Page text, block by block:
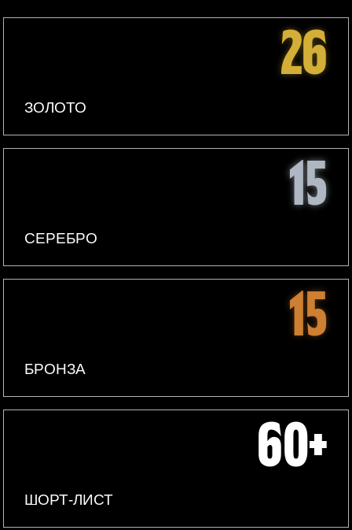
26
ЗОЛОТО
15
СЕРЕБРО
15
БРОНЗА
60+
ШОРТ-ЛИСТ